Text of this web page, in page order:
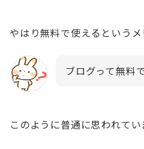
やはり無料で使えるというメ
ブログって無料
このように普通に思われてい